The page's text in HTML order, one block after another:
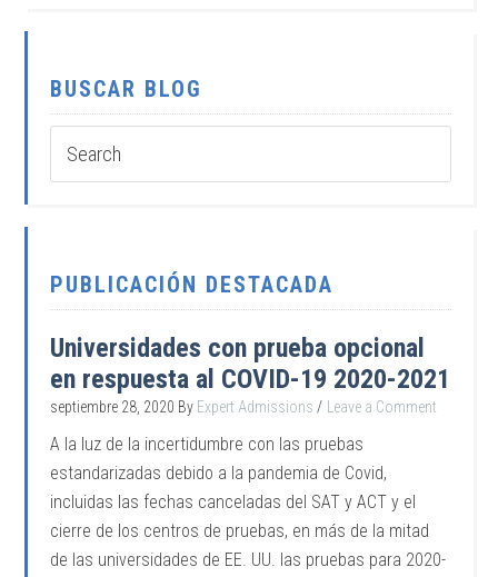
BUSCAR BLOG
PUBLICACIÓN DESTACADA
Universidades con prueba opcional
en respuesta al COVID-19 2020-2021
septiembre 28, 2020 By Expert Admissions Leave a Comment
A la luz de la incertidumbre con las pruebas
estandarizadas debido a la pandemia de Covid,
incluidas las fechas canceladas del SAT y ACT y el
cierre de los centros de pruebas, en más de la mitad
de las universidades de EE. UU. las pruebas para 2020-